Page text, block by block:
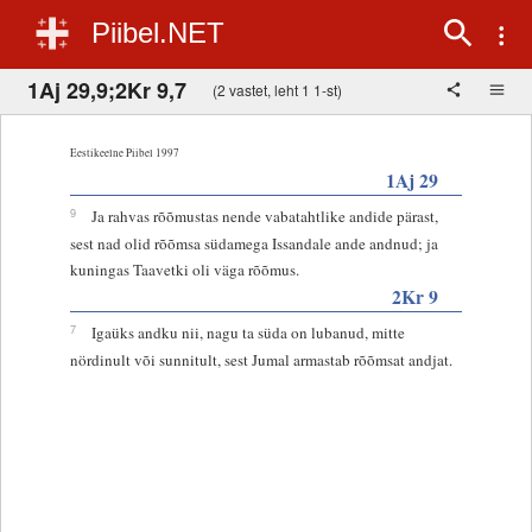
Piibel.NET
1Aj 29,9;2Kr 9,7 (2 vastet, leht 1 1-st)
Eestikeelne Piibel 1997
1Aj 29
9
Ja rahvas rõõmustas nende vabatahtlike andide pärast,
sest nad olid rõõmsa südamega Issandale ande andnud; ja
kuningas Taavetki oli väga rõõmus.
2Kr 9
7
Igaüks andku nii, nagu ta süda on lubanud, mitte
nördinult või sunnitult, sest Jumal armastab rõõmsat andjat.